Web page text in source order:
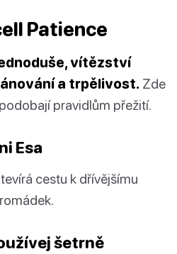
Patience
vítězství
a trpělivost. Zde
pravidlům přežití.
Esa
cestu k dřívějšímu
šetrně